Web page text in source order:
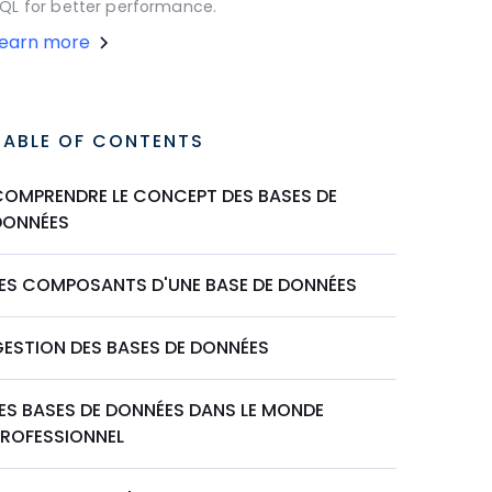
for better performance.
more
OF CONTENTS
LE CONCEPT DES BASES DE
COMPOSANTS D'UNE BASE DE DONNÉES
DES BASES DE DONNÉES
BASES DE DONNÉES DANS LE MONDE